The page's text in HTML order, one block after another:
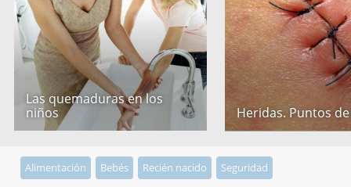
Las quemaduras en los
niños
Heridas. Puntos
Alimentación Bebés Recién nacido Seguridad